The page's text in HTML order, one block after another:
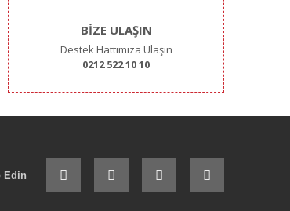
BİZE ULAŞIN
Destek Hattımıza Ulaşın
0212 522 10 10
Edin